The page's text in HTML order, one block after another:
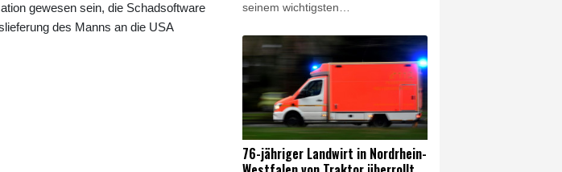
gewesen sein, die Schadsoftware
des Manns an die USA
seinem wichtigsten
stationiert. Hunderte Soldaten und
Polizeikommandos bewachten am
Freitag das Gelände des Welikada-
Gefängnisses nach Unruhen, die
am Vorabend begonnen hatten.
Neun Insassen wurden offiziellen
Angaben zufolge dabei verletzt.
76-jähriger Landwirt in Nordrhein-